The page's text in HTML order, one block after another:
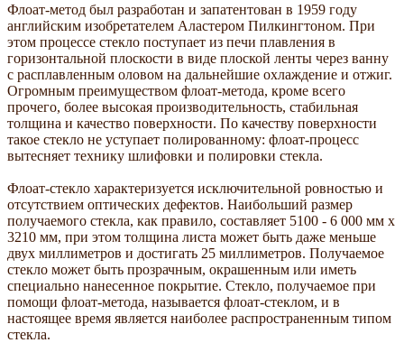
Флоат-метод был разработан и запатентован в 1959 году
английским изобретателем Аластером Пилкингтоном. При
этом процессе стекло поступает из печи плавления в
горизонтальной плоскости в виде плоской ленты через ванну
с расплавленным оловом на дальнейшие охлаждение и отжиг.
Огромным преимуществом флоат-метода, кроме всего
прочего, более высокая производительность, стабильная
толщина и качество поверхности. По качеству поверхности
такое стекло не уступает полированному: флоат-процесс
вытесняет технику шлифовки и полировки стекла.
Флоат-стекло характеризуется исключительной ровностью и
отсутствием оптических дефектов. Наибольший размер
получаемого стекла, как правило, составляет 5100 - 6 000 мм х
3210 мм, при этом толщина листа может быть даже меньше
двух миллиметров и достигать 25 миллиметров. Получаемое
стекло может быть прозрачным, окрашенным или иметь
специально нанесенное покрытие. Стекло, получаемое при
помощи флоат-метода, называется флоат-стеклом, и в
настоящее время является наиболее распространенным типом
стекла.